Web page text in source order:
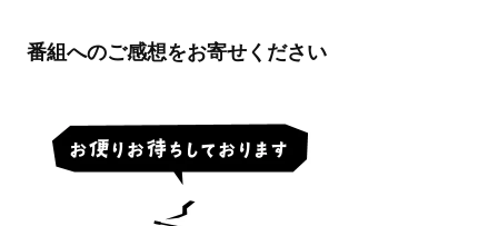
番組へのご感想をお寄せください